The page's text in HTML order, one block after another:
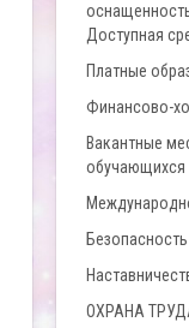
Доступная
Платные
Финансово-
Вакантные
обучающихся
ОХРАНА